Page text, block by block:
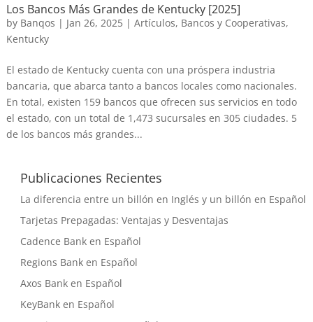
Los Bancos Más Grandes de Kentucky [2025]
by Banqos | Jan 26, 2025| Artículos, Bancos y Cooperativas,
Kentucky
El estado de Kentucky cuenta con una próspera industria
bancaria, que abarca tanto a bancos locales como nacionales.
En total, existen 159 bancos que ofrecen sus servicios en todo
el estado, con un total de 1,473 sucursales en 305 ciudades. 5
de los bancos más grandes...
Publicaciones Recientes
La diferencia entre un billón en Inglés y un billón en Español
Tarjetas Prepagadas: Ventajas y Desventajas
Cadence Bank en Español
Regions Bank en Español
Axos Bank en Español
KeyBank en Español